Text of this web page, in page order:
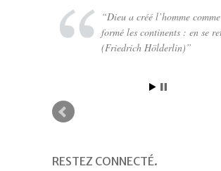
Dieu a créé l’homme
formé les continents : en se
(Friedrich Hölderlin)
RESTEZ CONNECTÉ.